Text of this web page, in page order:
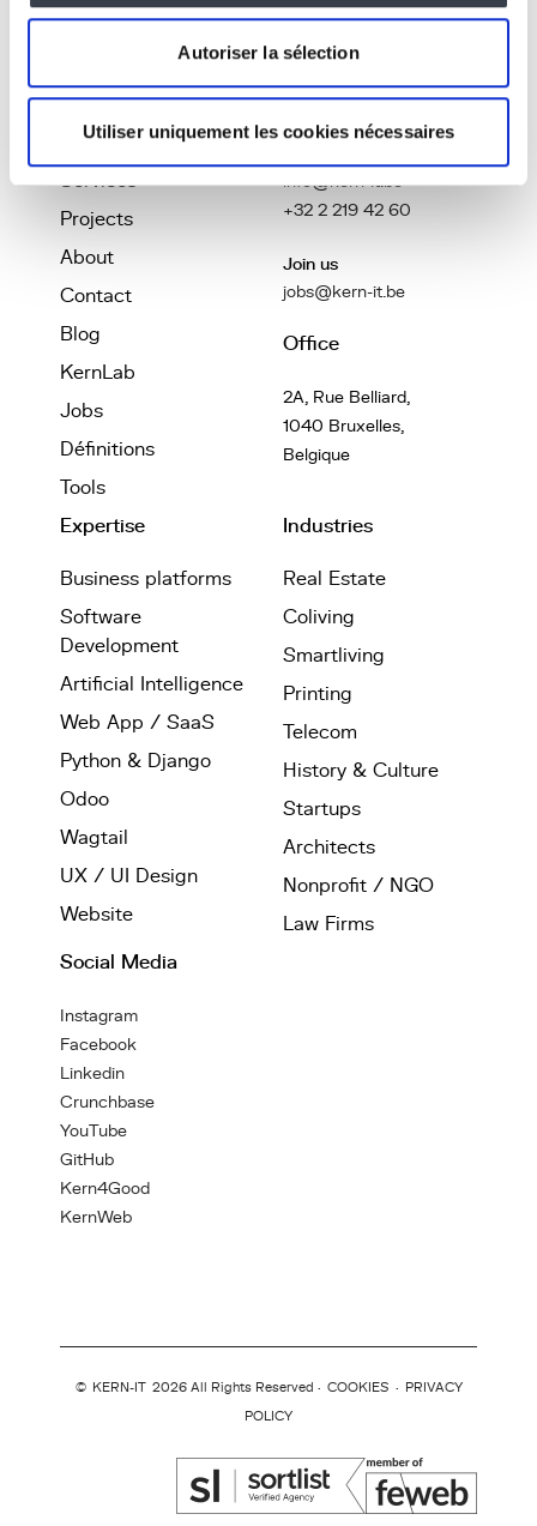
Autoriser la sélection
Utiliser uniquement les cookies nécessaires
Let's build
About
Services
Projects
About
Contact
Blog
KernLab
Jobs
Définitions
Tools
Contact
info@kern-it.be
+32 2 219 42 60
Join us
jobs@kern-it.be
Office
2A, Rue Belliard,
1040 Bruxelles,
Belgique
Expertise
Business platforms
Software
Development
Artificial Intelligence
Web App / SaaS
Python & Django
Odoo
Wagtail
UX / UI Design
Website
Industries
Real Estate
Coliving
Smartliving
Printing
Telecom
History & Culture
Startups
Architects
Nonprofit / NGO
Law Firms
Social Media
Instagram
Facebook
Linkedin
Crunchbase
YouTube
GitHub
Kern4Good
KernWeb
© KERN-IT 2026 All Rights Reserved · COOKIES · PRIVACY
POLICY